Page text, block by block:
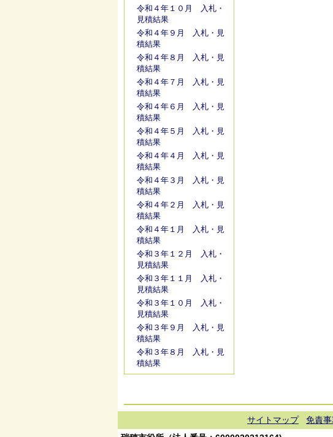
令和４年１０月 入札・
見積結果
令和４年９月 入札・見
積結果
令和４年８月 入札・見
積結果
令和４年７月 入札・見
積結果
令和４年６月 入札・見
積結果
令和４年５月 入札・見
積結果
令和４年４月 入札・見
積結果
令和４年３月 入札・見
積結果
令和４年２月 入札・見
積結果
令和４年１月 入札・見
積結果
令和３年１２月 入札・
見積結果
令和３年１１月 入札・
見積結果
令和３年１０月 入札・
見積結果
令和３年９月 入札・見
積結果
令和３年８月 入札・見
積結果
サイトマップ 免責